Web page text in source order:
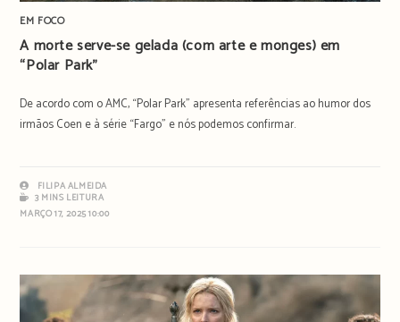
EM FOCO
A morte serve-se gelada (com arte e monges) em
“Polar Park”
De acordo com o AMC, “Polar Park” apresenta referências ao humor dos
irmãos Coen e à série “Fargo” e nós podemos confirmar.
FILIPA ALMEIDA
3 MINS LEITURA
MARÇO 17, 2025 10:00